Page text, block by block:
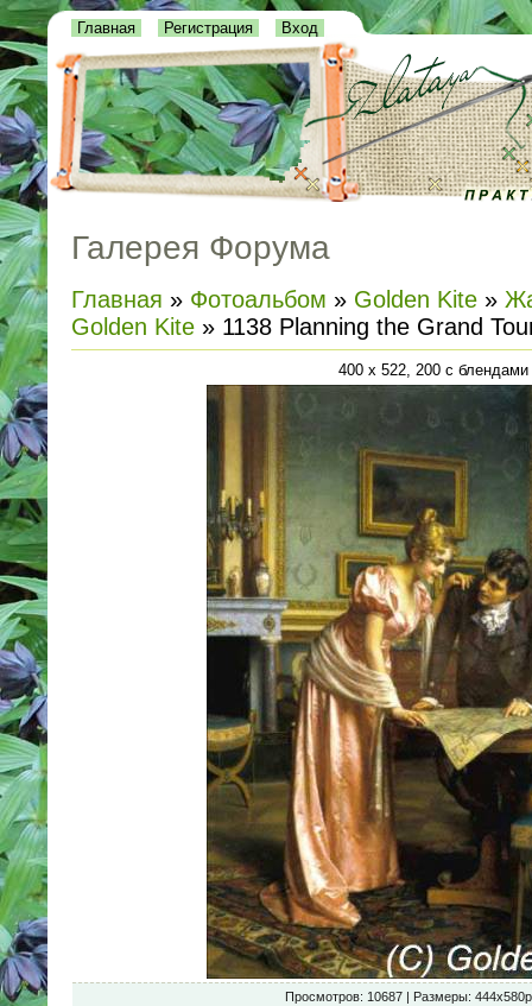
Главная Регистрация Вход
Галерея Форума
Главная » Фотоальбом » Golden Kite »
Golden Kite » 1138 Planning the Grand
400 x 522, 200 с блендами
Просмотров: 10687 | Размеры: